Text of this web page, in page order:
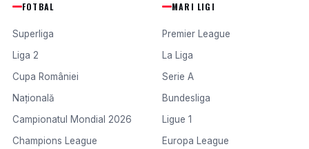
FOTBAL
Superliga
Liga 2
Cupa României
Națională
Campionatul Mondial 2026
Champions League
MARI LIGI
Premier League
La Liga
Serie A
Bundesliga
Ligue 1
Europa League